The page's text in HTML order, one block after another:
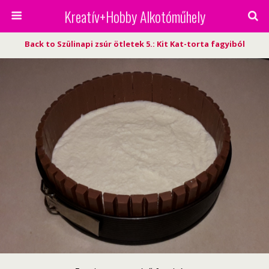
Kreatív+Hobby Alkotóműhely
Back to Szülinapi zsúr ötletek 5.: Kit Kat-torta fagyiból